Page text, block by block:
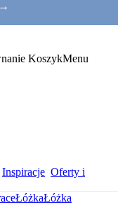
KoszykMenu
Inspiracje Oferty i
ŁóżkaŁóżka